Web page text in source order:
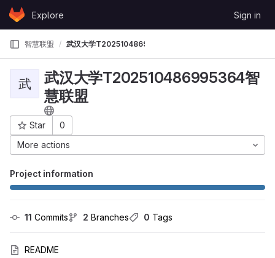
Skip to content
GitLabExplore Sign in
智慧联盟 武汉大学T202510486995364智慧联盟
武
武汉大学T202510486995364智
慧联盟
Star
0
Project ID: 27722
More actions
Project information
11 Commits 2 Branches 0 Tags
README